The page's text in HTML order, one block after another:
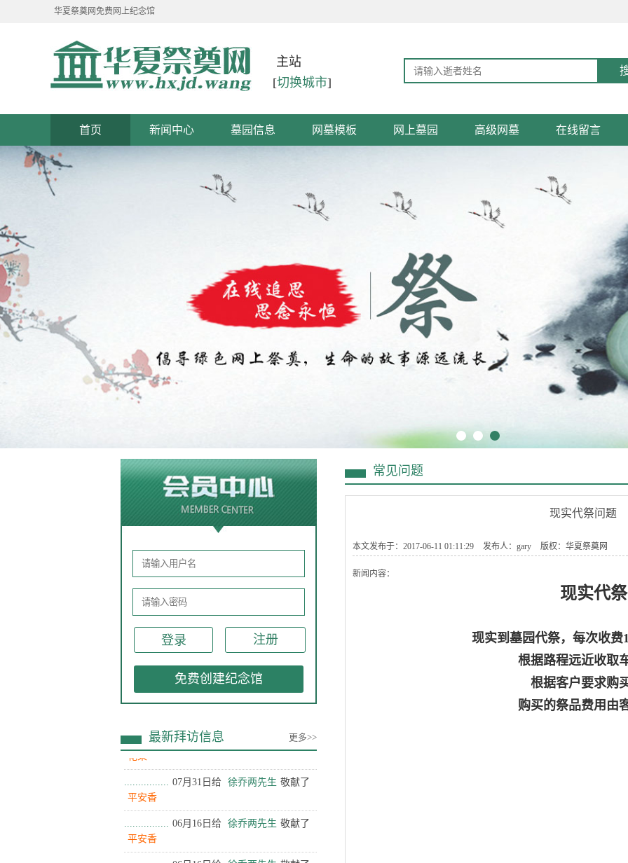
华夏祭奠网免费网上纪念馆
主站
[切换城市]
首页 新闻中心 墓园信息 网墓模板 网上墓园 高级网墓 在线留言
注册
免费创建纪念馆
最新拜访信息 更多>>
................ 07月31日给 徐乔两先生
饺子
................ 07月31日给
花束
................ 07月31日给 徐乔两先生 敬献了
平安香
................ 06月16日给 徐乔两先生 敬献了
平安香
................ 06月16日给 徐乔两先生 敬献了
常见问题
现实代祭问题
本文发布于：2017-06-11 01:11:29 发布人：gary 版权：华夏祭奠网
新闻内容：
现实代祭
现实到墓园代祭，每次收费
根据路程远近收取
根据客户要求购
购买的祭品费用由